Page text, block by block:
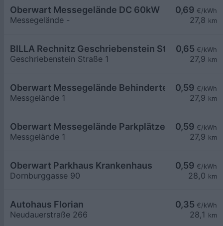
0,69 €/kWh
27,8 km
Oberwart Messegelände DC 60kW
Messegelände -
0,65 €/kWh
27,9 km
BILLA Rechnitz Geschriebenstein Strasse
Geschriebenstein Straße 1
0,59 €/kWh
27,9 km
Oberwart Messegelände Behinderten Parkplatz
Messgelände 1
0,59 €/kWh
27,9 km
Oberwart Messegelände Parkplätze
Messgelände 1
0,59 €/kWh
28,0 km
Oberwart Parkhaus Krankenhaus
Dornburggasse 90
0,35 €/kWh
28,1 km
Autohaus Florian
Neudauerstraße 266